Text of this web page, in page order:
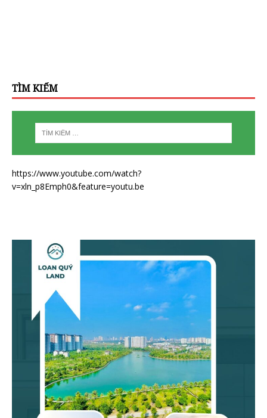
TÌM KIẾM
https://www.youtube.com/watch?
v=xln_p8Emph0&feature=youtu.be